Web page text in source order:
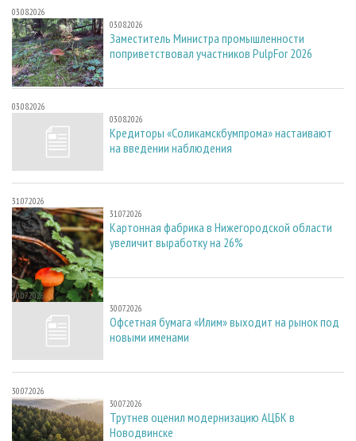
03.08.2026
03.08.2026
Заместитель Министра промышленности
поприветствовал участников PulpFor 2026
03.08.2026
03.08.2026
Кредиторы «Соликамскбумпрома» настаивают
на введении наблюдения
31.07.2026
31.07.2026
Картонная фабрика в Нижегородской области
увеличит выработку на 26%
30.07.2026
30.07.2026
Офсетная бумага «Илим» выходит на рынок под
новыми именами
30.07.2026
30.07.2026
Трутнев оценил модернизацию АЦБК в
Новодвинске